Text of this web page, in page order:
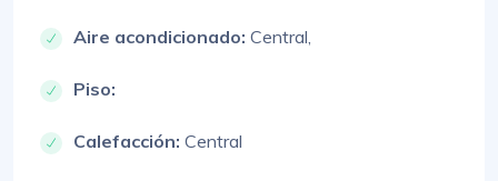
Aire acondicionado: Central,
Piso:
Calefacción: Central